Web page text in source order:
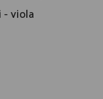
viola